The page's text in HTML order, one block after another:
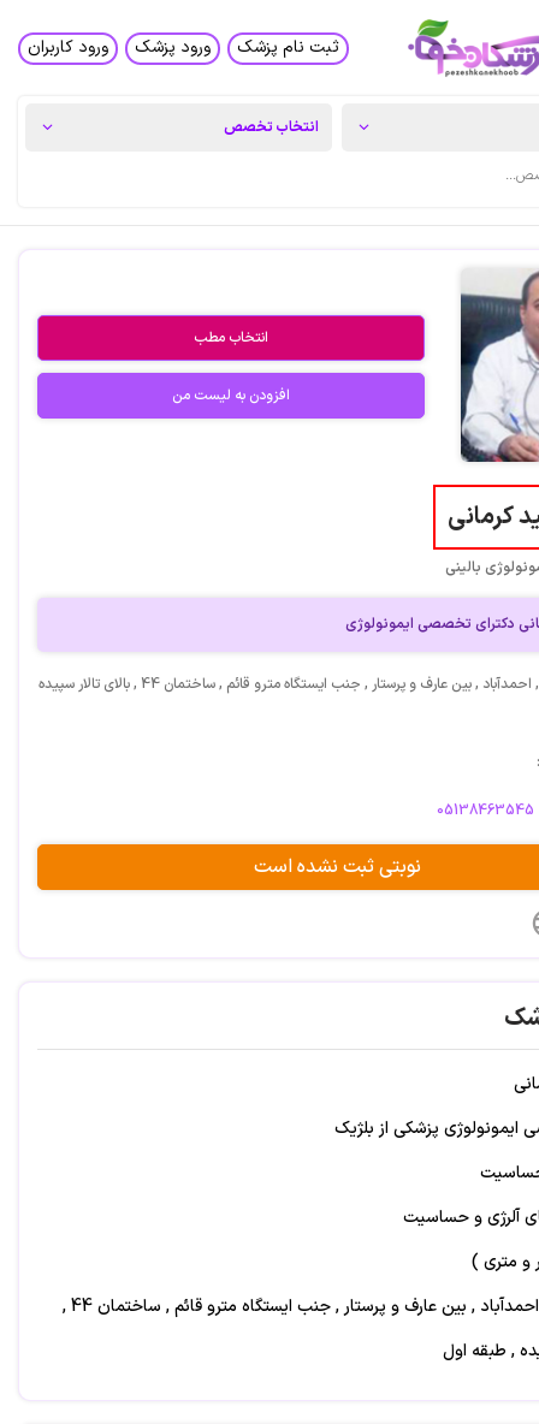
ثبت نام پزشک ورود پزشک ورود کاربران
انتخاب مطب
افزودن به لیست من
کرمانی
بالینی
دکترای تخصصی ایمونولوژی
آدرس: مشهد, احمدآباد , بین عارف و پرستار , جنب ایستگاه مترو قائم , ساختمان 44 , بالای تالار سپیده
05138463545
نوبتی ثبت نشده است
پزشکی از بلژیک
حساسیت
آلرژی و حساسیت
و متری )
آدرس: مشهد, احمدآباد , بین عارف و پرستار , جنب ایستگاه مترو قائم , ساختمان 44 ,
, طبقه اول